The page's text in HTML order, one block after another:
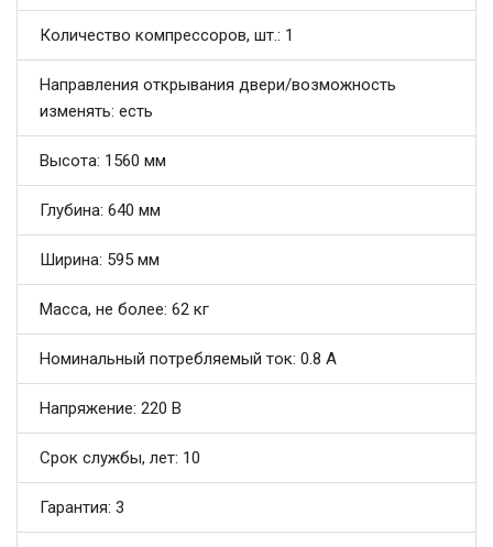
Количество компрессоров, шт.: 1
Направления открывания двери/возможность
изменять: есть
Высота: 1560 мм
Глубина: 640 мм
Ширина: 595 мм
Масса, не более: 62 кг
Номинальный потребляемый ток: 0.8 А
Напряжение: 220 В
Срок службы, лет: 10
Гарантия: 3